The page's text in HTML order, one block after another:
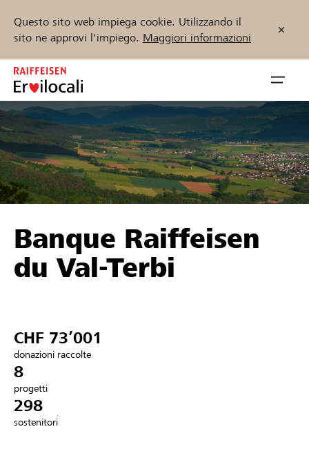
Questo sito web impiega cookie. Utilizzando il
sito ne approvi l'impiego. Maggiori informazioni
Zum
Inhalt
springen
öffnen
Sostenere
Aiuto & supporto
Collegarsi
Trova progetti e organizzazioni
Inizia ora
Banque Raiffeisen
du Val-Terbi
CHF 73’001
donazioni raccolte
8
progetti
298
sostenitori